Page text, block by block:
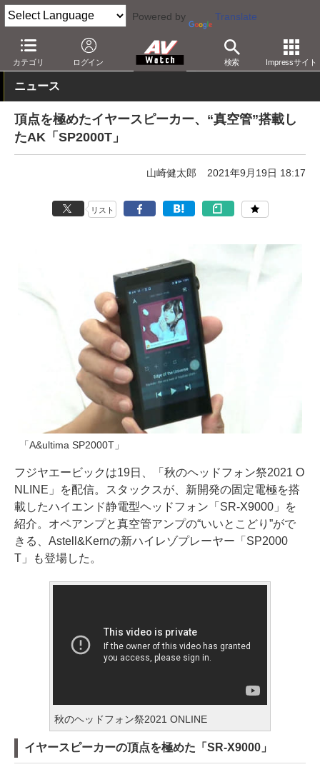
Powered by Translate
カテゴリ ログイン 検索 Impressサイト
AV Watch イベント ヘッドフォン祭
ニュース
頂点を極めたイヤースピーカー、“真空管”搭載し
たAK「SP2000T」
山崎健太郎 2021年9月19日 18:17
リスト
「A&ultima SP2000T」
フジヤエービックは19日、「秋のヘッドフォン祭2021 O
NLINE」を配信。スタックスが、新開発の固定電極を搭
載したハイエンド静電型ヘッドフォン「SR-X9000」を
紹介。オペアンプと真空管アンプの“いいとこどり”がで
きる、Astell&Kernの新ハイレゾプレーヤー「SP2000
T」も登場した。
秋のヘッドフォン祭2021 ONLINE
イヤースピーカーの頂点を極めた「SR-X9000」